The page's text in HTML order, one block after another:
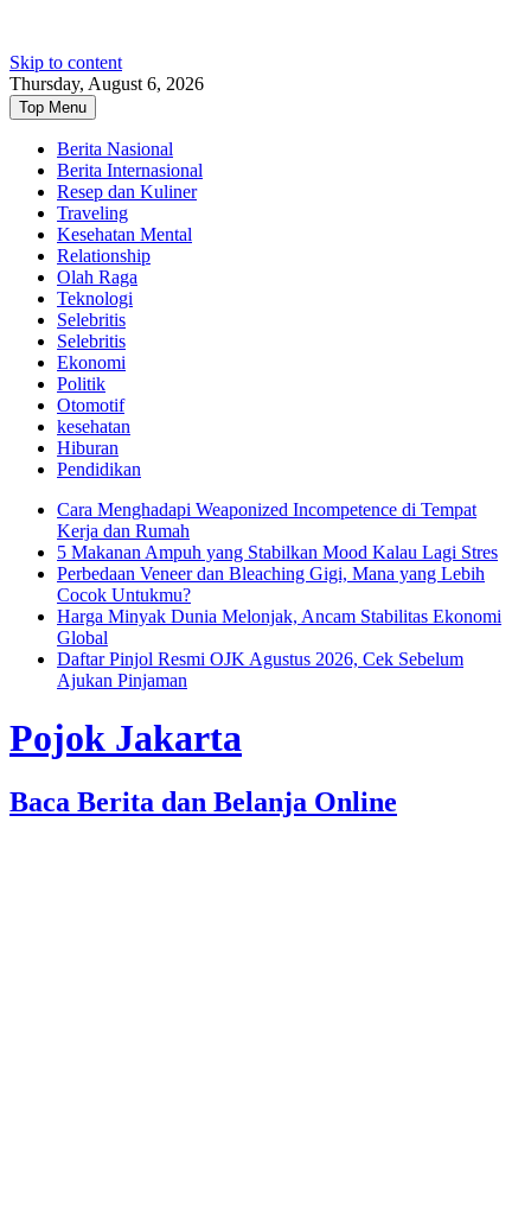
Skip to content
Thursday, August 6, 2026
Top Menu
Berita Nasional
Berita Internasional
Resep dan Kuliner
Traveling
Kesehatan Mental
Relationship
Olah Raga
Teknologi
Selebritis
Selebritis
Ekonomi
Politik
Otomotif
kesehatan
Hiburan
Pendidikan
Cara Menghadapi Weaponized Incompetence di Tempat
Kerja dan Rumah
5 Makanan Ampuh yang Stabilkan Mood Kalau Lagi Stres
Perbedaan Veneer dan Bleaching Gigi, Mana yang Lebih
Cocok Untukmu?
Harga Minyak Dunia Melonjak, Ancam Stabilitas Ekonomi
Global
Daftar Pinjol Resmi OJK Agustus 2026, Cek Sebelum
Ajukan Pinjaman
Pojok Jakarta
Baca Berita dan Belanja Online